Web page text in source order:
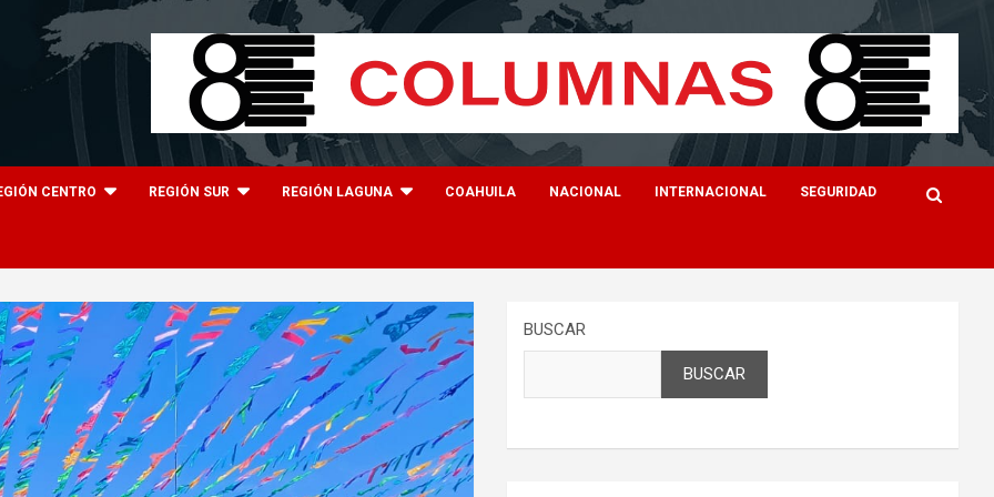
CENTRO REGIÓN SUR REGIÓN LAGUNA COAHUILA NACIONAL INTERNACIONAL SEGURIDAD
BUSCAR
BUSCAR